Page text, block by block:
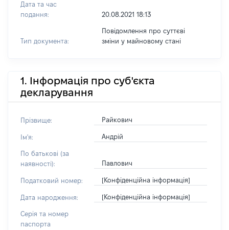
Дата та час
подання:
20.08.2021 18:13
Тип документа:
Повідомлення про суттєві
зміни y майновому стані
1. Інформація про суб'єкта
декларування
Прізвище: Райкович
Ім'я: Андрій
По батькові (за
наявності):
Павлович
Податковий номер: [Конфіденційна інформація]
Дата народження: [Конфіденційна інформація]
Серія та номер
паспорта